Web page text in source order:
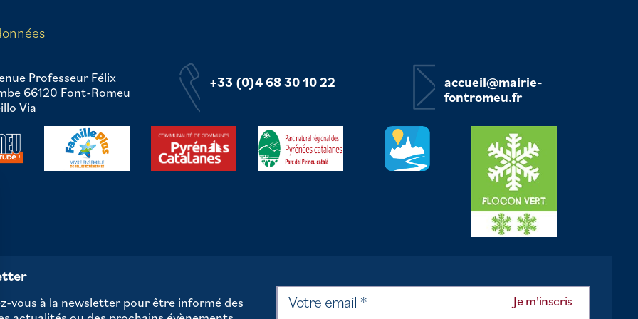
Professeur Félix
66120 Font-Romeu
Via
+33 (0)4 68 30 10 22
accueil@mairie-
fontromeu.fr
vous à la newsletter pour être informé des